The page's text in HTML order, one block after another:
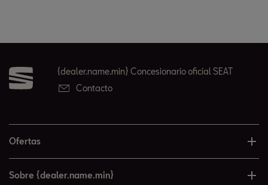
{dealer.name.min} Concesionario oficial SEAT
Contacto
Ofertas
Sobre {dealer.name.min}